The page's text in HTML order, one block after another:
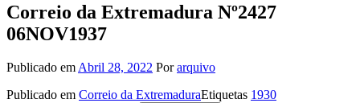
Correio da Extremadura Nº2427
06NOV1937
Publicado emAbril 28, 2022 Porarquivo
Publicado em Correio da ExtremaduraEtiquetas 1930